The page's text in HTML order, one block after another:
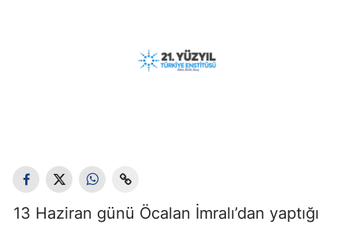
13 Haziran günü Öcalan İmralı’dan yaptığı